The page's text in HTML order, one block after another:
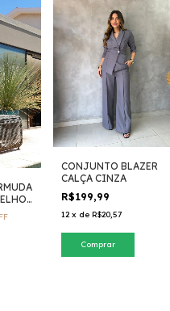
CONJUNTO BLAZER
CALÇA CINZA
R$199,99
12 x de R$20,57
Comprar